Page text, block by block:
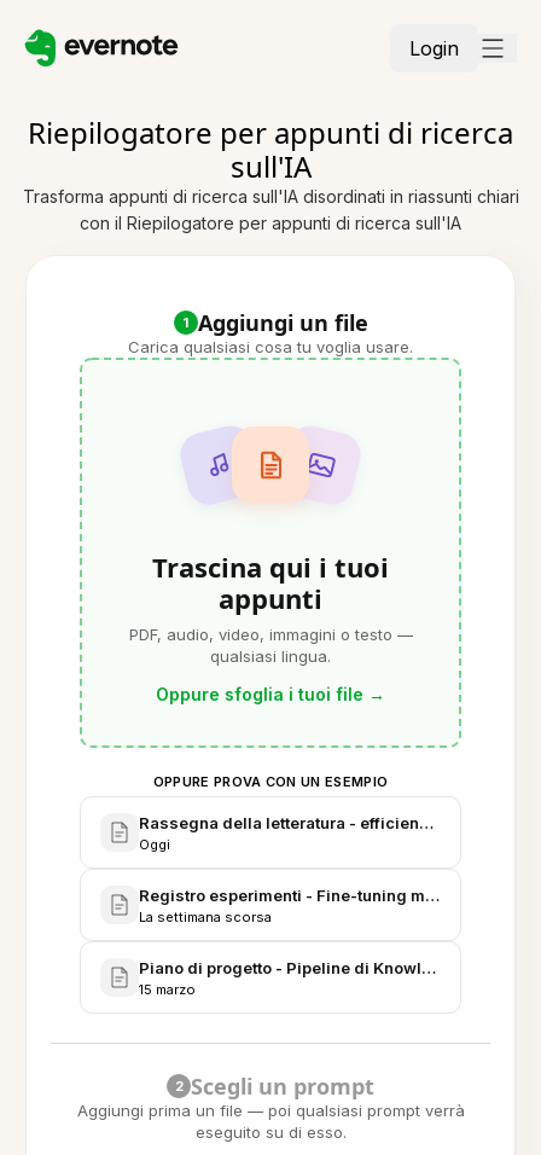
Login
Riepilogatore per appunti di ricerca
sull'IA
Trasforma appunti di ricerca sull'IA disordinati in riassunti chiari
con il Riepilogatore per appunti di ricerca sull'IA
1 Aggiungi un file
Carica qualsiasi cosa tu voglia usare.
Trascina qui i tuoi
appunti
PDF, audio, video, immagini o testo —
qualsiasi lingua.
Oppure sfoglia i tuoi file →
OPPURE PROVA CON UN ESEMPIO
Rassegna della letteratura - efficienza e
Oggi
Registro esperimenti - Fine-tuning multitask
La settimana scorsa
Piano di progetto - Pipeline di Knowledge
15 marzo
2 Scegli un prompt
Aggiungi prima un file — poi qualsiasi prompt verrà
eseguito su di esso.